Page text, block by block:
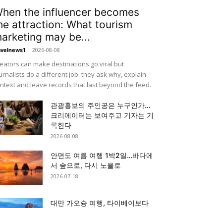
the influencer becomes
attraction: What tourism
may be...
- 2026-08-08
can make destinations go viral but
do a different job: they ask why, explain
and leave records that last beyond the feed.
관광홍보의 주인공은 누구인가…
크리에이터는 보여주고 기자는 기
록한다
2026-08-08
안면도 여름 여행 1박2일…바다에
서 숲으로, 다시 노을로
2026-07-18
대만 가오슝 여행, 타이베이보다